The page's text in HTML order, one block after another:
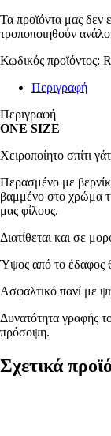
Τα προϊόντα μας δεν
τροποποιηθούν
Κωδικός προϊόντος:
Περιγραφή
Περιγραφή
ONE SIZE
Χειροποίητο σπίτι
Περασμένο με
βαμμένο στο χρώμα
μας φίλους.
Διατίθεται και σε
Ύψος από το έδαφος
Aσφαλτικό πανί με
Δυνατότητα γραφής
πρόσοψη.
Σχετικά